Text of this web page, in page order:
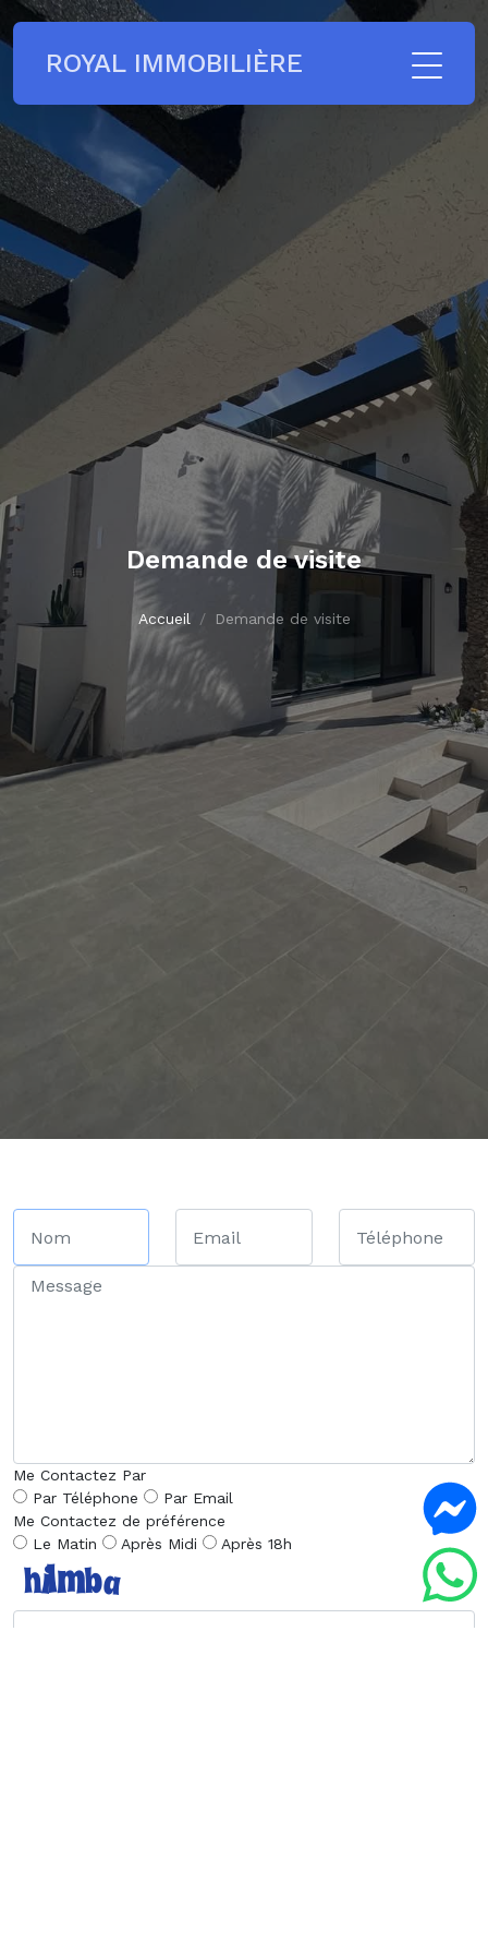
ROYAL IMMOBILIÈRE
Demande de visite
Accueil Demande de visite
Me Contactez Par
Par Téléphone
Par Email
Me Contactez de préférence
Le Matin
Après Midi Après 18h